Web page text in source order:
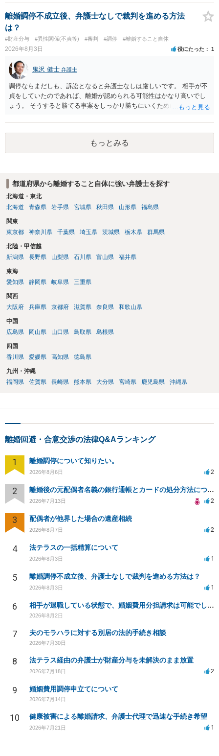
て、ご検討いただくのが良いかと思います。
離婚調停不成立後、弁護士なしで裁判を進める方法
は？
#財産分与 #異性関係(不貞等) #審判 #調停 #離婚すること自体
2026年8月3日 役にたった 1
鬼沢 健士 弁護士
調停ならまだしも、訴訟となると弁護士なしは厳しいです。 相手が不
貞をしていたのであれば、離婚が認められる可能性はかなり高いでし
ょう。 そうすると勝てる事案をしっかり勝ちにいくためにも弁護士委
もっとみる
都道府県から離婚すること自体に強い弁護士を探す
北海道・東北
北海道
青森県 岩手県 宮城県 秋田県 山形県 福島県
関東
東京都
神奈川県 千葉県 埼玉県 茨城県 栃木県 群馬県
北陸・甲信越
新潟県
長野県 山梨県 石川県 富山県 福井県
東海
愛知県
静岡県 岐阜県 三重県
関西
大阪府
兵庫県 京都府 滋賀県 奈良県 和歌山県
中国
広島県
岡山県 山口県 鳥取県 島根県
四国
香川県
愛媛県 高知県 徳島県
九州・沖縄
福岡県
佐賀県 長崎県 熊本県 大分県 宮崎県 鹿児島県 沖縄県
離婚回避・合意交渉の法律Q&Aランキング
1 離婚調停について知りたい。
2026年8月6日 2
2 離婚後の元配偶者名義の銀行通帳とカードの処分方法について
2026年7月13日 2
3 配偶者が他界した場合の遺産相続
2026年8月7日 2
4 法テラスの一括精算について
2026年8月3日 1
5 離婚調停不成立後、弁護士なしで裁判を進める方法は？
2026年8月3日 1
6 相手が退職している状態で、婚姻費用分担請求は可能でしょうか？
2026年8月2日
7 夫のモラハラに対する別居の法的手続き相談
2026年7月30日
8 法テラス経由の弁護士が財産分与を未解決のまま放置
2026年7月18日 2
9 婚姻費用調停申立てについて
2026年7月14日
10 健康被害による離婚請求、弁護士代理で迅速な手続き希望
2026年7月21日 1